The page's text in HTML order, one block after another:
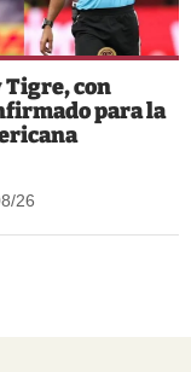
Tigre, con
para la
26